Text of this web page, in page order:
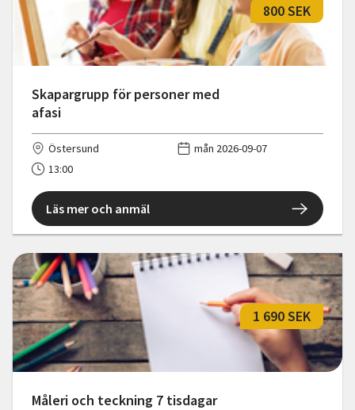
Skapargrupp för personer med
afasi
800 SEK
Östersund
mån 2026-09-07
13:00
Läs mer och anmäl
Måleri och teckning 7 tisdagar
1 690 SEK